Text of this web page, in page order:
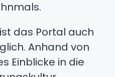
das Portal auch
Anhand von
Einblicke in die